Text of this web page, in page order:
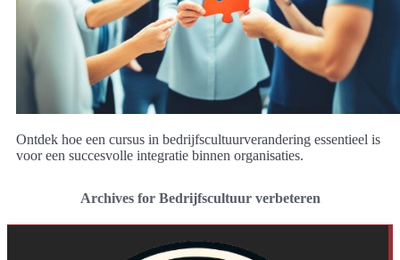
Ontdek hoe een cursus in bedrijfscultuurverandering essentieel is
voor een succesvolle integratie binnen organisaties.
Archives for Bedrijfscultuur verbeteren